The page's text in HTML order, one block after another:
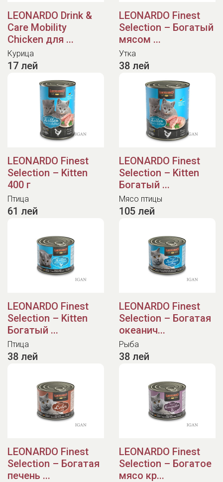
LEONARDO Drink &
Care Mobility
Chicken для ...
Курица
17 лей
LEONARDO Finest
Selection – Богатый
мясом ...
Утка
38 лей
LEONARDO Finest
Selection – Kitten
400 г
Птица
61 лей
LEONARDO Finest
Selection – Kitten
Богатый ...
Мясо птицы
105 лей
LEONARDO Finest
Selection – Kitten
Богатый ...
Птица
38 лей
LEONARDO Finest
Selection – Богатая
океанич...
Рыба
38 лей
LEONARDO Finest
Selection – Богатая
печень ...
LEONARDO Finest
Selection – Богатое
мясо кр...